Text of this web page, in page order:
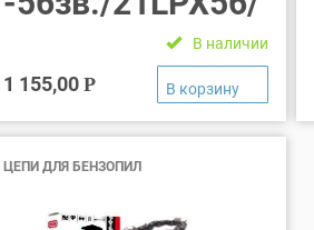
В наличии
1 155,00 Р
ЦЕПИ ДЛЯ БЕНЗОПИЛ